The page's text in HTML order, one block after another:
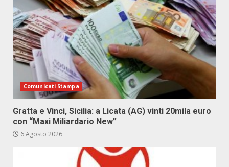
Comunicati Stampa
Gratta e Vinci, Sicilia: a Licata (AG) vinti 20mila euro
con “Maxi Miliardario New”
6 Agosto 2026